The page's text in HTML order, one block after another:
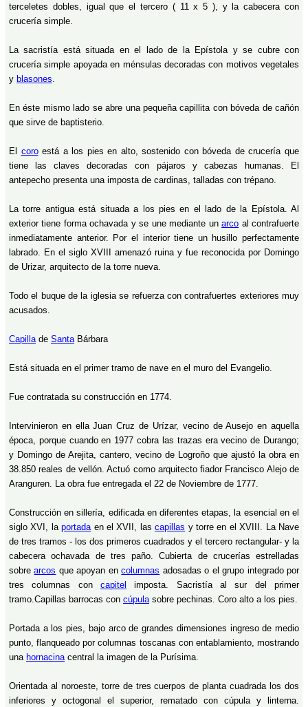
terceletes dobles, igual que el tercero ( 11 x 5 ), y la cabecera con
crucería simple.
La sacristía está situada en el lado de la Epístola y se cubre con
crucería simple apoyada en ménsulas decoradas con motivos vegetales
y blasones.
En éste mismo lado se abre una pequeña capillita con bóveda de cañón
que sirve de baptisterio.
El coroestá a los pies en alto, sostenido con bóveda de crucería que
tiene las claves decoradas con pájaros y cabezas humanas. El
antepecho presenta una imposta de cardinas, talladas con trépano.
La torre antigua está situada a los pies en el lado de la Epístola. Al
exterior tiene forma ochavada y se une mediante unarco al contrafuerte
inmediatamente anterior. Por el interior tiene un husillo perfectamente
labrado. En el siglo XVIII amenazó ruina y fue reconocida por Domingo
de Urizar, arquitecto de la torre nueva.
Todo el buque de la iglesia se refuerza con contrafuertes exteriores muy
acusados.
Capillade SantaBárbara
Está situada en el primer tramo de nave en el muro del Evangelio.
Fue contratada su construcción en 1774.
Intervinieron en ella Juan Cruz de Urízar, vecino de Ausejo en aquella
época, porque cuando en 1977 cobra las trazas era vecino de Durango;
y Domingo de Arejita, cantero, vecino de Logroño que ajustó la obra en
38.850 reales de vellón. Actuó como arquitecto fiador Francisco Alejo de
Aranguren. La obra fue entregada el 22 de Noviembre de 1777.
Construcción en sillería, edificada en diferentes etapas, la esencial en el
siglo XVI, laportadaen el XVII, lascapillas y torre en el XVIII. La Nave
de tres tramos - los dos primeros cuadrados y el tercero rectangular- y la
cabecera ochavada de tres paño. Cubierta de crucerías estrelladas
sobrearcos que apoyan encolumnas adosadas o el grupo integrado por
tres columnas con capitel
imposta. Sacristía al sur del primer
tramo.Capillas barrocas con cúpulasobre pechinas. Coro alto a los pies.
Portada a los pies, bajo arco de grandes dimensiones ingreso de medio
punto, flanqueado por columnas toscanas con entablamiento, mostrando
una hornacinacentral la imagen de la Purísima.
Orientada al noroeste, torre de tres cuerpos de planta cuadrada los dos
inferiores y octogonal el superior, rematado con cúpula y linterna.